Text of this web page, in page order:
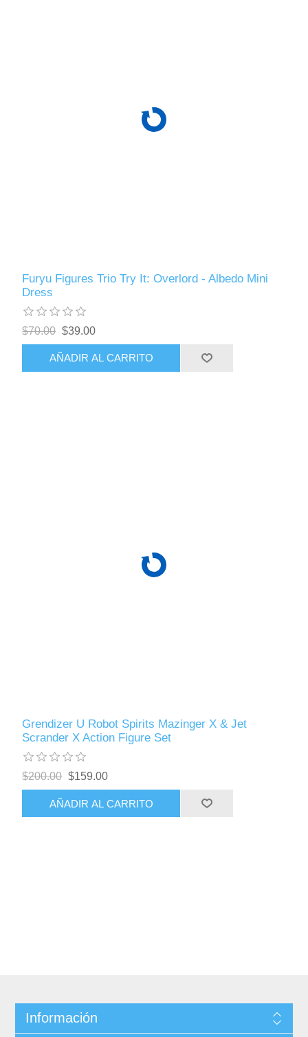
Furyu Figures Trio Try It: Overlord - Albedo Mini
Dress
$70.00 $39.00
AÑADIR AL CARRITO
Grendizer U Robot Spirits Mazinger X & Jet
Scrander X Action Figure Set
$200.00 $159.00
AÑADIR AL CARRITO
Información